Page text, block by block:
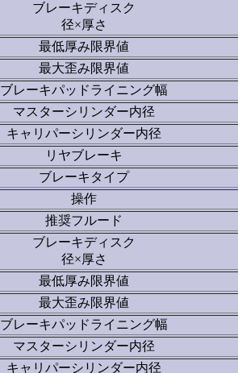
ブレーキディスク
径×厚さ
最低厚み限界値
最大歪み限界値
ブレーキパッドライニング幅
マスターシリンダー内径
キャリパーシリンダー内径
リヤブレーキ
ブレーキタイプ
操作
推奨フルード
ブレーキディスク
径×厚さ
最低厚み限界値
最大歪み限界値
ブレーキパッドライニング幅
マスターシリンダー内径
キャリパーシリンダー内径